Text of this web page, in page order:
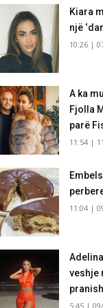
Kiara
një
10:26 |
A ka
Fjolla
parë
11:54 |
11:04 |
veshje
5:45 |